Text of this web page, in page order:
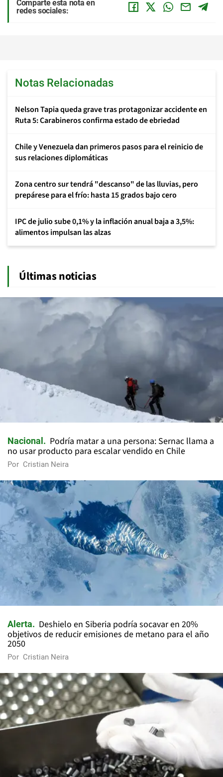
Comparte esta nota en
redes sociales:
Notas Relacionadas
Nelson Tapia queda grave tras protagonizar accidente en
Ruta 5: Carabineros confirma estado de ebriedad
Chile y Venezuela dan primeros pasos para el reinicio de
sus relaciones diplomáticas
Zona centro sur tendrá "descanso" de las lluvias, pero
prepárese para el frío: hasta 15 grados bajo cero
IPC de julio sube 0,1% y la inflación anual baja a 3,5%:
alimentos impulsan las alzas
Últimas noticias
Nacional
Podría matar a una persona: Sernac llama a
no usar producto para escalar vendido en Chile
Por Cristian Neira
Alerta
Deshielo en Siberia podría socavar en 20%
objetivos de reducir emisiones de metano para el año
2050
Por Cristian Neira